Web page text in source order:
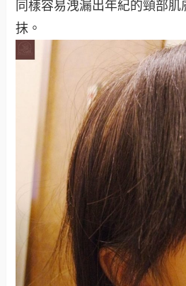
同樣容易洩漏出年紀的頸部
抹。